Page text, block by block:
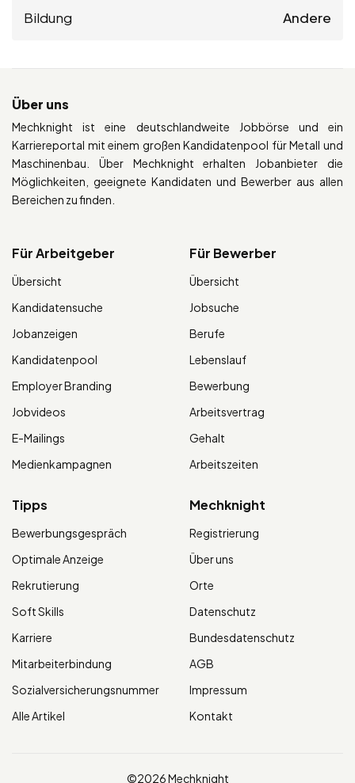
Bildung Andere
Über uns
Mechknight ist eine deutschlandweite Jobbörse und ein
Karriereportal mit einem großen Kandidatenpool für Metall und
Maschinenbau. Über Mechknight erhalten Jobanbieter die
Möglichkeiten, geeignete Kandidaten und Bewerber aus allen
Bereichen zu finden.
Für Arbeitgeber
Übersicht
Kandidatensuche
Jobanzeigen
Kandidatenpool
Employer Branding
Jobvideos
E-Mailings
Medienkampagnen
Für Bewerber
Übersicht
Jobsuche
Berufe
Lebenslauf
Bewerbung
Arbeitsvertrag
Gehalt
Arbeitszeiten
Tipps
Bewerbungsgespräch
Optimale Anzeige
Rekrutierung
Soft Skills
Karriere
Mitarbeiterbindung
Sozialversicherungsnummer
Alle Artikel
Mechknight
Registrierung
Über uns
Orte
Datenschutz
Bundesdatenschutz
AGB
Impressum
Kontakt
©2026 Mechknight